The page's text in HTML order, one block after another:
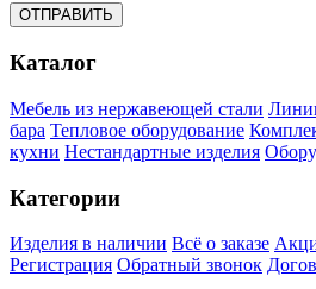
ОТПРАВИТЬ
Каталог
Мебель из нержавеющей стали
бара Тепловое оборудование
кухни Нестандартные изделия
Категории
Изделия в наличии Всё о заказе
Регистрация Обратный звонок